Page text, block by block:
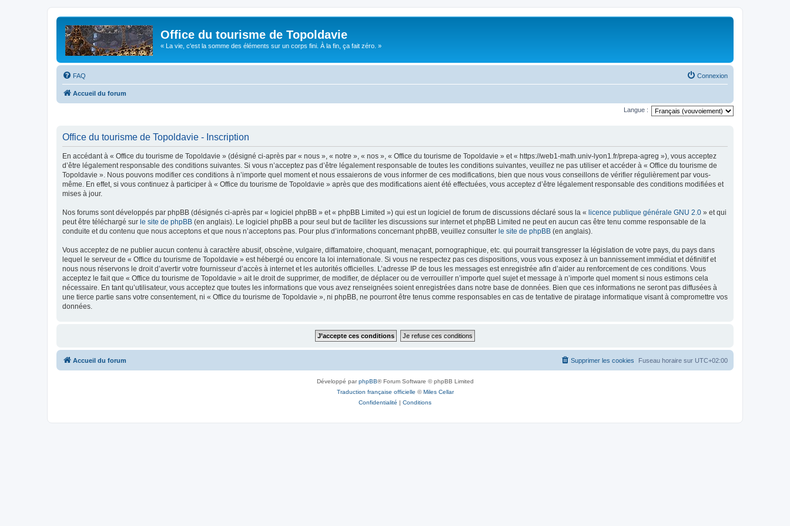
Office du tourisme de Topoldavie
« La vie, c'est la somme des éléments sur un corps fini. À la fin, ça fait zéro. »
FAQ Connexion
Accueil du forum
Langue :
Office du tourisme de Topoldavie - Inscription
En accédant à « Office du tourisme de Topoldavie » (désigné ci-après par « nous », « notre », « nos », « Office du tourisme de Topoldavie » et « https://web1-math.univ-lyon1.fr/prepa-agreg »), vous acceptez
d’être légalement responsable des conditions suivantes. Si vous n’acceptez pas d’être légalement responsable de toutes les conditions suivantes, veuillez ne pas utiliser et accéder à « Office du tourisme de
Topoldavie ». Nous pouvons modifier ces conditions à n’importe quel moment et nous essaierons de vous informer de ces modifications, bien que nous vous conseillons de vérifier régulièrement par vous-
même. En effet, si vous continuez à participer à « Office du tourisme de Topoldavie » après que des modifications aient été effectuées, vous acceptez d’être légalement responsable des conditions modifiées et
mises à jour.
Nos forums sont développés par phpBB (désignés ci-après par « logiciel phpBB » et « phpBB Limited ») qui est un logiciel de forum de discussions déclaré sous la « licence publique générale GNU 2.0 » et qui
peut être téléchargé sur le site de phpBB (en anglais). Le logiciel phpBB a pour seul but de faciliter les discussions sur internet et phpBB Limited ne peut en aucun cas être tenu comme responsable de la
conduite et du contenu que nous acceptons et que nous n’acceptons pas. Pour plus d’informations concernant phpBB, veuillez consulter le site de phpBB (en anglais).
Vous acceptez de ne publier aucun contenu à caractère abusif, obscène, vulgaire, diffamatoire, choquant, menaçant, pornographique, etc. qui pourrait transgresser la législation de votre pays, du pays dans
lequel le serveur de « Office du tourisme de Topoldavie » est hébergé ou encore la loi internationale. Si vous ne respectez pas ces dispositions, vous vous exposez à un bannissement immédiat et définitif et
nous nous réservons le droit d’avertir votre fournisseur d’accès à internet et les autorités officielles. L’adresse IP de tous les messages est enregistrée afin d’aider au renforcement de ces conditions. Vous
acceptez le fait que « Office du tourisme de Topoldavie » ait le droit de supprimer, de modifier, de déplacer ou de verrouiller n’importe quel sujet et message à n’importe quel moment si nous estimons cela
nécessaire. En tant qu’utilisateur, vous acceptez que toutes les informations que vous avez renseignées soient enregistrées dans notre base de données. Bien que ces informations ne seront pas diffusées à
une tierce partie sans votre consentement, ni « Office du tourisme de Topoldavie », ni phpBB, ne pourront être tenus comme responsables en cas de tentative de piratage informatique visant à compromettre vos
données.
Accueil du forum Fuseau horaire sur UTC+02:00
Supprimer les cookies
Développé parphpBB® Forum Software © phpBB Limited
Traduction française officielle ©Miles Cellar
Confidentialité | Conditions